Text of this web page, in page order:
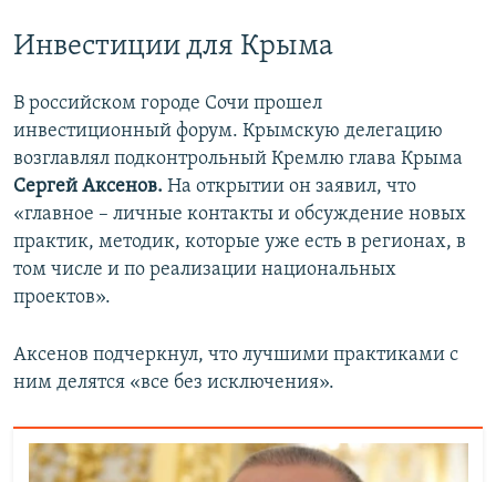
Инвестиции для Крыма
В российском городе Сочи прошел
инвестиционный форум. Крымскую делегацию
возглавлял подконтрольный Кремлю глава Крыма
Сергей Аксенов. На открытии он заявил, что
«главное – личные контакты и обсуждение новых
практик, методик, которые уже есть в регионах, в
том числе и по реализации национальных
проектов».
Аксенов подчеркнул, что лучшими практиками с
ним делятся «все без исключения».